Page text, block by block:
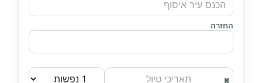
החזרה